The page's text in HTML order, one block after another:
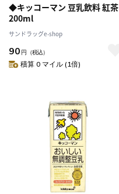
◆キッコーマン 豆乳飲料 紅茶
200ml
サンドラッグe-shop
90 円 （税込）
積算 0 マイル (1倍)